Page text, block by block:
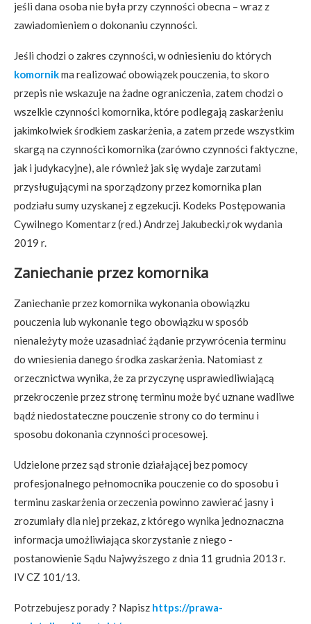
jeśli dana osoba nie była przy czynności obecna – wraz z
zawiadomieniem o dokonaniu czynności.
Jeśli chodzi o zakres czynności, w odniesieniu do których
komornikma realizować obowiązek pouczenia, to skoro
przepis nie wskazuje na żadne ograniczenia, zatem chodzi o
wszelkie czynności komornika, które podlegają zaskarżeniu
jakimkolwiek środkiem zaskarżenia, a zatem przede wszystkim
skargą na czynności komornika (zarówno czynności faktyczne,
jak i judykacyjne), ale również jak się wydaje zarzutami
przysługującymi na sporządzony przez komornika plan
podziału sumy uzyskanej z egzekucji. Kodeks Postępowania
Cywilnego Komentarz (red.) Andrzej Jakubecki,rok wydania
2019 r.
Zaniechanie przez komornika
Zaniechanie przez komornika wykonania obowiązku
pouczenia lub wykonanie tego obowiązku w sposób
nienależyty może uzasadniać żądanie przywrócenia terminu
do wniesienia danego środka zaskarżenia. Natomiast z
orzecznictwa wynika, że za przyczynę usprawiedliwiającą
przekroczenie przez stronę terminu może być uznane wadliwe
bądź niedostateczne pouczenie strony co do terminu i
sposobu dokonania czynności procesowej.
Udzielone przez sąd stronie działającej bez pomocy
profesjonalnego pełnomocnika pouczenie co do sposobu i
terminu zaskarżenia orzeczenia powinno zawierać jasny i
zrozumiały dla niej przekaz, z którego wynika jednoznaczna
informacja umożliwiająca skorzystanie z niego -
postanowienie Sądu Najwyższego z dnia 11 grudnia 2013 r.
IV CZ 101/13.
Potrzebujesz porady ? Napisz https://prawa-